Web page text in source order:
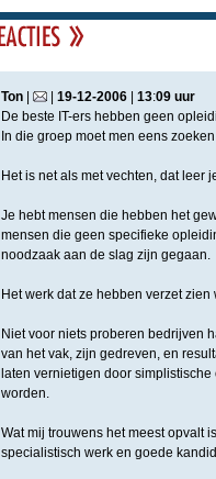
Ton| | 19-12-2006| 13:09 uur
De beste IT-ers hebben geen
In die groep moet men eens
Het is net als met vechten, dat leer
Je hebt mensen die hebben het
mensen die geen specifieke
noodzaak aan de slag zijn gegaan.
Het werk dat ze hebben verzet
Niet voor niets proberen bedrijven
van het vak, zijn gedreven, en
laten vernietigen door
worden.
Wat mij trouwens het meest opvalt
specialistisch werk en goede